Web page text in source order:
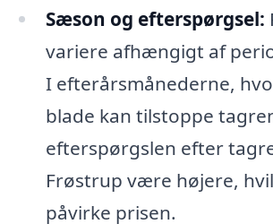
Sæson og efterspørgsel:
variere afhængigt af
I efterårsmånederne,
blade kan tilstoppe
efterspørgslen efter
Frøstrup være højere,
påvirke prisen.